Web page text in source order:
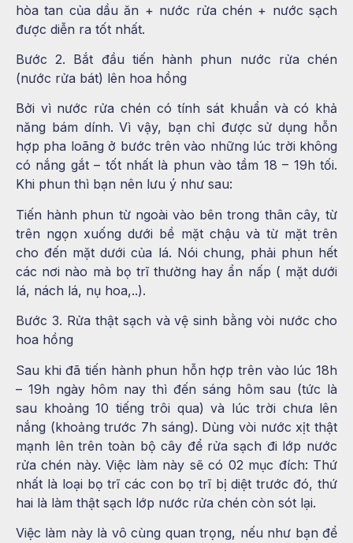
hòa tan của dầu ăn + nước rửa chén + nước sạch
được diễn ra tốt nhất.
Bước 2. Bắt đầu tiến hành phun nước rửa chén
(nước rửa bát) lên hoa hồng
Bởi vì nước rửa chén có tính sát khuẩn và có khả
năng bám dính. Vì vậy, bạn chỉ được sử dụng hỗn
hợp pha loãng ở bước trên vào những lúc trời không
có nắng gắt – tốt nhất là phun vào tầm 18 – 19h tối.
Khi phun thì bạn nên lưu ý như sau:
Tiến hành phun từ ngoài vào bên trong thân cây, từ
trên ngọn xuống dưới bề mặt chậu và từ mặt trên
cho đến mặt dưới của lá. Nói chung, phải phun hết
các nơi nào mà bọ trĩ thường hay ẩn nấp ( mặt dưới
lá, nách lá, nụ hoa,..).
Bước 3. Rửa thật sạch và vệ sinh bằng vòi nước cho
hoa hồng
Sau khi đã tiến hành phun hỗn hợp trên vào lúc 18h
– 19h ngày hôm nay thì đến sáng hôm sau (tức là
sau khoảng 10 tiếng trôi qua) và lúc trời chưa lên
nắng (khoảng trước 7h sáng). Dùng vòi nước xịt thật
mạnh lên trên toàn bộ cây để rửa sạch đi lớp nước
rửa chén này. Việc làm này sẽ có 02 mục đích: Thứ
nhất là loại bọ trĩ các con bọ trĩ bị diệt trước đó, thứ
hai là làm thật sạch lớp nước rửa chén còn sót lại.
Việc làm này là vô cùng quan trọng, nếu như bạn để